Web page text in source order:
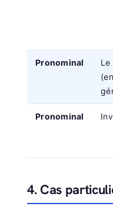
Pronominal
Le
(en
Pronominal
4. Cas